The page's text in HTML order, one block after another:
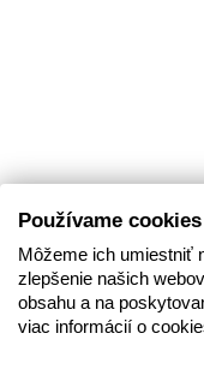
Používame cookies
Môžeme ich umiestniť
zlepšenie našich
obsahu a na
viac informácií o